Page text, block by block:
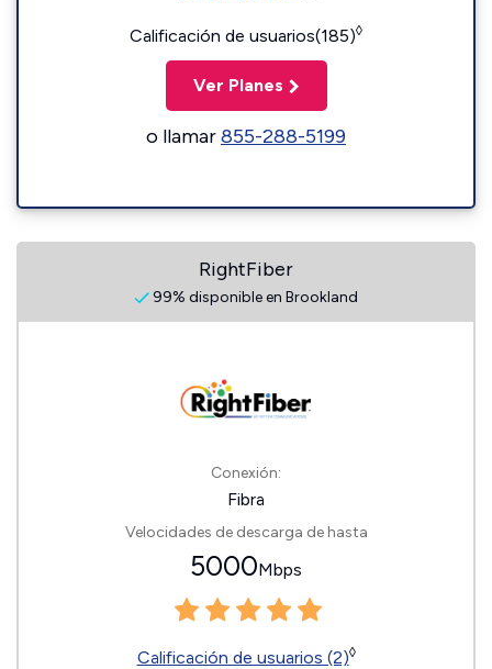
Calificación de usuarios(185)◊
Ver Planes
o llamar855-288-5199
RightFiber
99% disponible en Brookland
Conexión:
Fibra
Velocidades de descarga de hasta
5000Mbps
Calificación de usuarios (2)◊